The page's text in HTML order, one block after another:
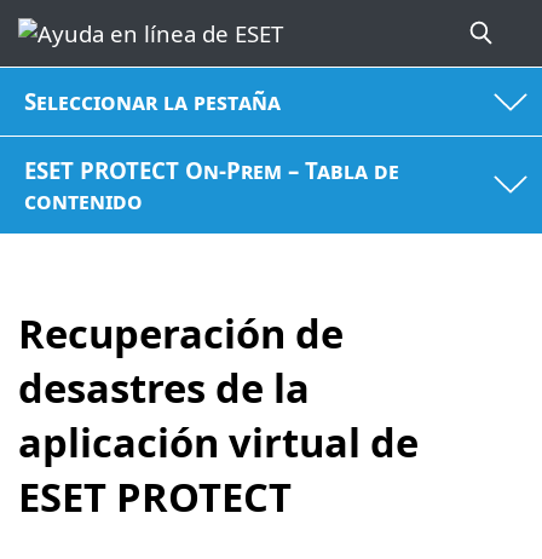
Seleccionar la pestaña
ESET PROTECT On-Prem – Tabla de
contenido
Recuperación de
desastres de la
aplicación virtual de
ESET PROTECT